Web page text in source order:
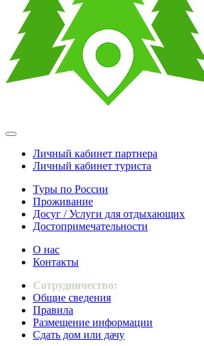
Личный кабинет партнера
Личный кабинет туриста
Туры по России
Проживание
Досуг / Услуги для отдыхающих
Достопримечательности
О нас
Контакты
Сотрудничество:
Общие сведения
Правила
Размещение информации
Сдать дом или дачу